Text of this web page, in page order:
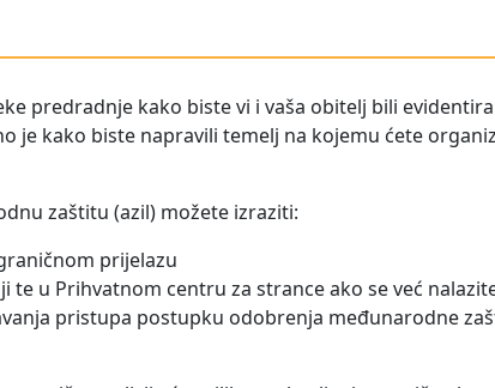
predradnje kako biste vi i vaša obitelj bili
je kako biste napravili temelj na kojemu ćete
zaštitu (azil) možete izraziti:
prijelazu
te u Prihvatnom centru za strance ako se već
pristupa postupku odobrenja međunarodne